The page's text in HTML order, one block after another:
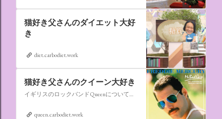
猫好き父さんのダイエット大好
き
diet.carbodiet.work
猫好き父さんのクイーン大好き
イギリスのロックバンドQueenについての情報をアップします。
queen.carbodiet.work